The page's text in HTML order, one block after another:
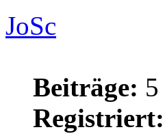
JoSc
Beiträge: 5
Registriert: